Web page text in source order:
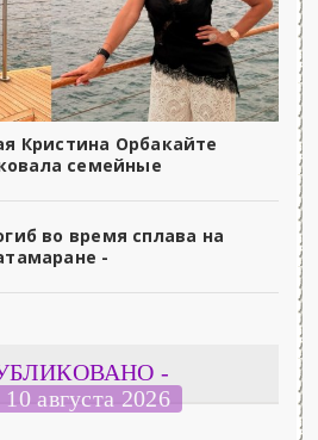
Кристина Орбакайте
семейные
во время сплава на
-
-
августа 2026